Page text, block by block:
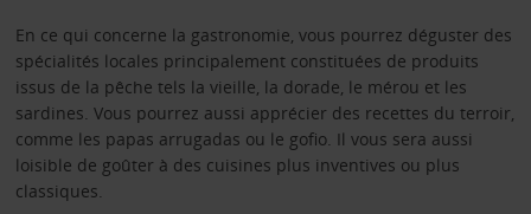
En ce qui concerne la gastronomie, vous pourrez déguster des
spécialités locales principalement constituées de produits
issus de la pêche tels la vieille, la dorade, le mérou et les
sardines. Vous pourrez aussi apprécier des recettes du terroir,
comme les papas arrugadas ou le gofio. Il vous sera aussi
loisible de goûter à des cuisines plus inventives ou plus
classiques.